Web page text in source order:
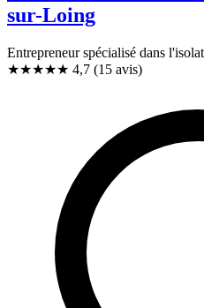
sur-Loing
Entrepreneur spécialisé dans
★★★★★ 4,7 (15 avis)